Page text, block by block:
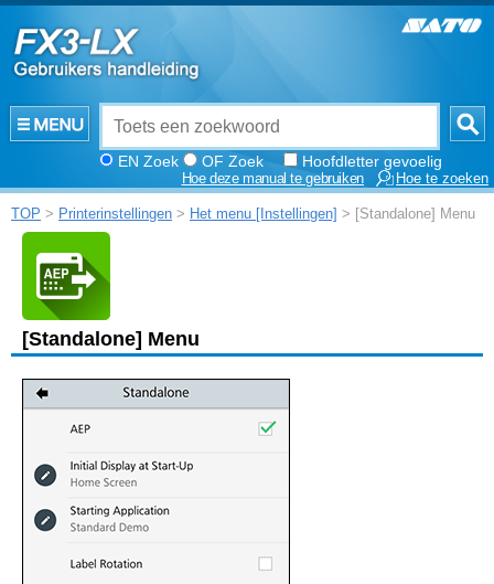
EN Zoek OF Zoek Hoofdletter gevoelig
Hoe te zoeken
Hoe deze manual te gebruiken
TOP > Printerinstellingen > Het menu [Instellingen] > [Standalone] Menu
[Standalone] Menu